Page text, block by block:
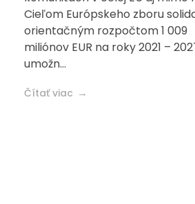
Cieľom Európskeho zboru
orientačným rozpočtom 1 009
miliónov EUR na roky 2021 –
umožn...
Čítať viac